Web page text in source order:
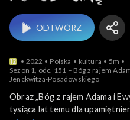
ODTWÓRZ
2022 Polska kultura
5m
Sezon 1, odc. 151 – Bóg z rajem
Jenckwitza-Posadowskiego
Obraz „Bóg z rajem Adama i
tysiąca lat temu dla